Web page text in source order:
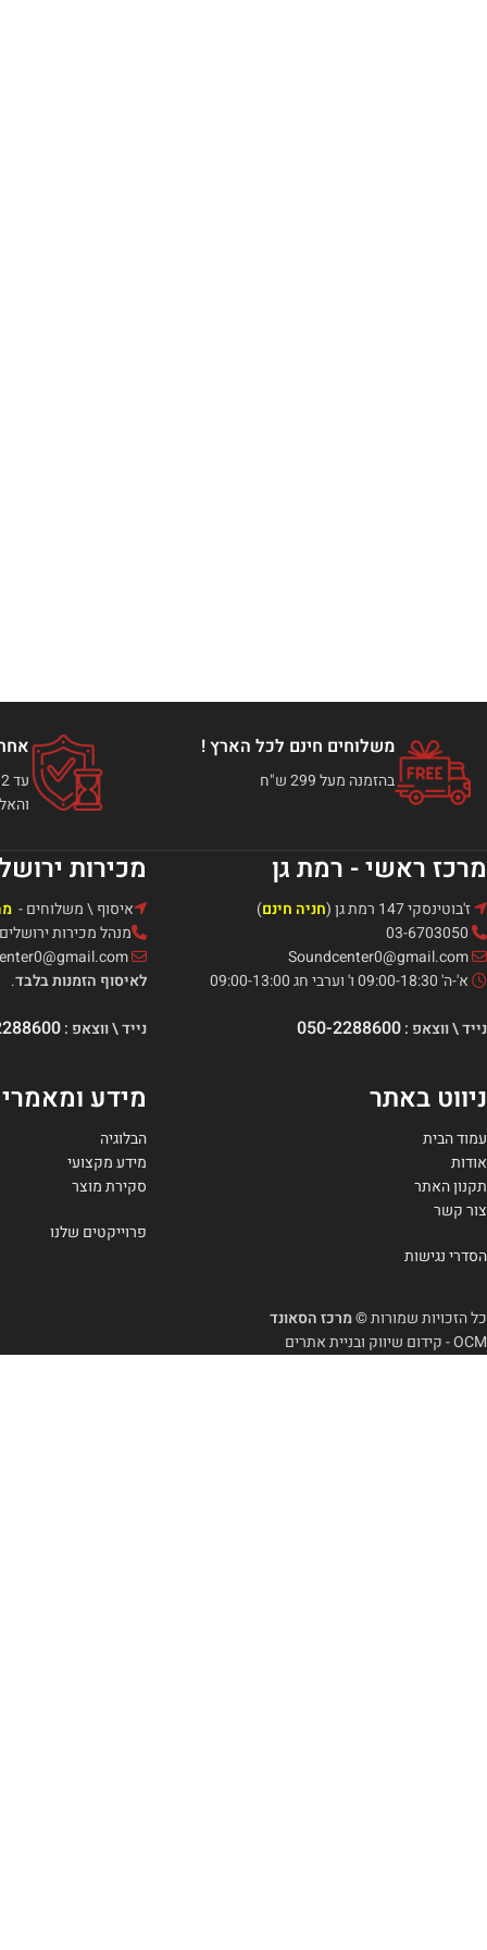
משלוחים חינם לכל הארץ !
בהזמנה מעל 299 ש"ח
מכירות
איסוף \ משלוחים -
מנהל מכירות ירושלים: אור -
Soundcenter0@gmail.com
לאיסוף הזמנות בלבד.
נייד \ ווצאפ :
מידע
הבלוגיה
מידע מקצועי
סקירת מוצר
פרוייקטים שלנו
מרכז ראשי - רמת גן
ז'בוטינסקי 147 רמת גן ( חניה חינם)
א'-ה' 09:00-18:30 ו' וערבי חג 09:00-13:00
נייד \ ווצאפ :050-2288600
ניווט באתר
עמוד הבית
אודות
תקנון האתר
צור קשר
הסדרי נגישות
כל הזכויות שמורות© מרכז הסאונד
OCM - קידום שיווק ובניית אתרים